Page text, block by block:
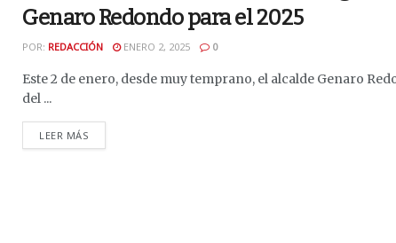
Genaro Redondo para el 2025
POR: REDACCIÓN ENERO 2, 2025 0
Este 2 de enero, desde muy temprano, el alcalde Genaro
del ...
LEER MÁS